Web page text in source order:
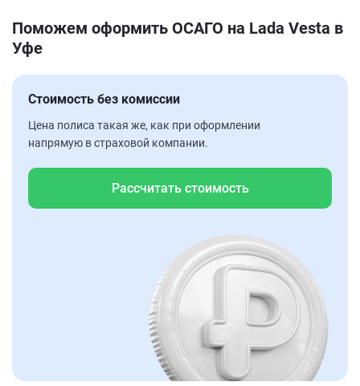
Поможем оформить ОСАГО на Lada Vesta в
Уфе
Стоимость без комиссии
Цена полиса такая же, как при оформлении
напрямую в страховой компании.
Рассчитать стоимость